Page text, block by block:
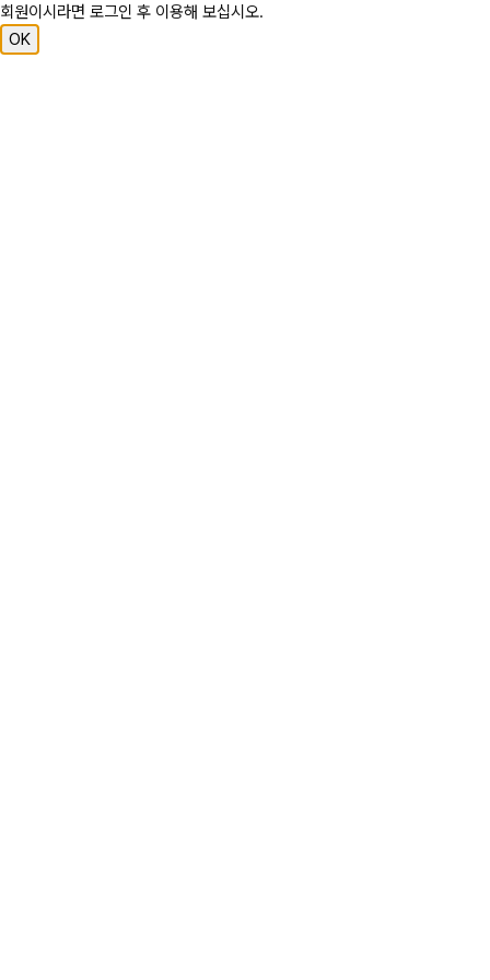
회원이시라면 로그인 후 이용해 보십시오.
OK